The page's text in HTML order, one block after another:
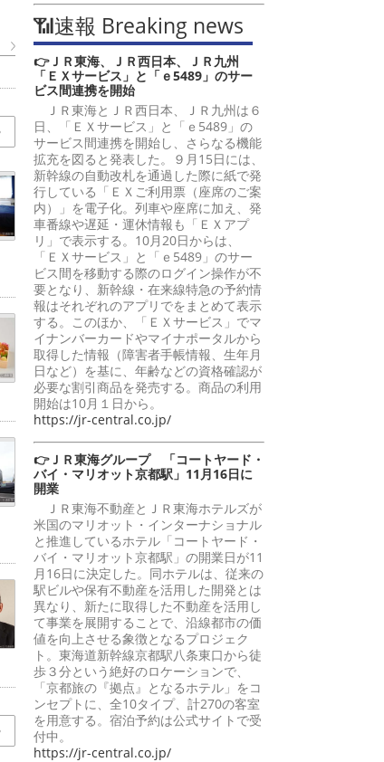
📶速報 Breaking news
👉ＪＲ東海、ＪＲ西日本、ＪＲ九州
「ＥＸサービス」と「ｅ5489」のサー
ビス間連携を開始
ＪＲ東海とＪＲ西日本、ＪＲ九州は６
日、「ＥＸサービス」と「ｅ5489」の
サービス間連携を開始し、さらなる機能
拡充を図ると発表した。９月15日には、
新幹線の自動改札を通過した際に紙で発
行している「ＥＸご利用票（座席のご案
内）」を電子化。列車や座席に加え、発
車番線や遅延・運休情報も「ＥＸアプ
リ」で表示する。10月20日からは、
「ＥＸサービス」と「ｅ5489」のサー
ビス間を移動する際のログイン操作が不
要となり、新幹線・在来線特急の予約情
報はそれぞれのアプリでをまとめて表示
する。このほか、「ＥＸサービス」でマ
イナンバーカードやマイナポータルから
取得した情報（障害者手帳情報、生年月
日など）を基に、年齢などの資格確認が
必要な割引商品を発売する。商品の利用
開始は10月１日から。
https://jr-central.co.jp/
👉ＪＲ東海グループ 「コートヤード・
バイ・マリオット京都駅」11月16日に
開業
ＪＲ東海不動産とＪＲ東海ホテルズが
米国のマリオット・インターナショナル
と推進しているホテル「コートヤード・
バイ・マリオット京都駅」の開業日が11
月16日に決定した。同ホテルは、従来の
駅ビルや保有不動産を活用した開発とは
異なり、新たに取得した不動産を活用し
て事業を展開することで、沿線都市の価
値を向上させる象徴となるプロジェク
ト。東海道新幹線京都駅八条東口から徒
歩３分という絶好のロケーションで、
「京都旅の『拠点』となるホテル」をコ
ンセプトに、全10タイプ、計270の客室
を用意する。宿泊予約は公式サイトで受
付中。
https://jr-central.co.jp/